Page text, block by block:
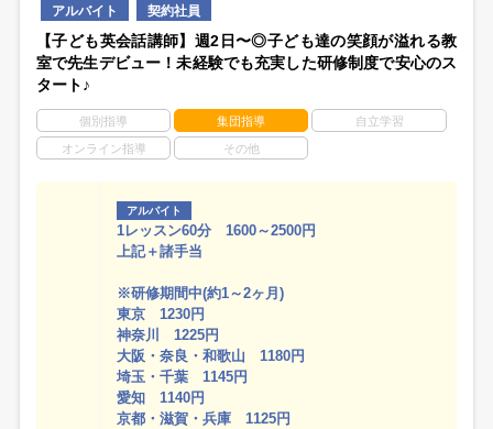
アルバイト 契約社員
【子ども英会話講師】週2日〜◎子ども達の笑顔が溢れる教
室で先生デビュー！未経験でも充実した研修制度で安心のス
タート♪
個別指導 集団指導 自立学習
オンライン指導 その他
アルバイト
1レッスン60分 1600～2500円
上記＋諸手当
※研修期間中(約1～2ヶ月)
東京 1230円
神奈川 1225円
大阪・奈良・和歌山 1180円
埼玉・千葉 1145円
愛知 1140円
京都・滋賀・兵庫 1125円